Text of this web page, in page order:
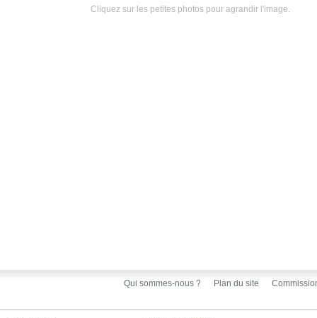
Cliquez sur les petites photos pour agrandir l'image.
Qui sommes-nous ? Plan du site